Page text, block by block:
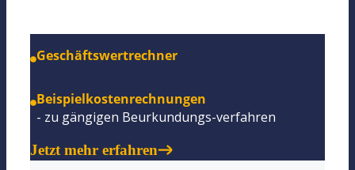
Geschäftswertrechner
Beispielkostenrechnungen
- zu gängigen Beurkundungs-verfahren
Jetzt mehr erfahren